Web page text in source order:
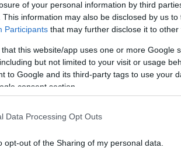
of your personal information by third
This information may also be disclosed by us
Participants that may further disclose it to other
that this website/app uses one or more Google
but not limited to your visit or usage
to Google and its third-party tags to use your
consent section.
Data Processing Opt Outs
opt-out of the Sharing of my personal data.
később érkezik a játék az eredetileg
összeget ajánlottak Ridley
3-ért, mégsem vállalta el
egy kicsit a retró